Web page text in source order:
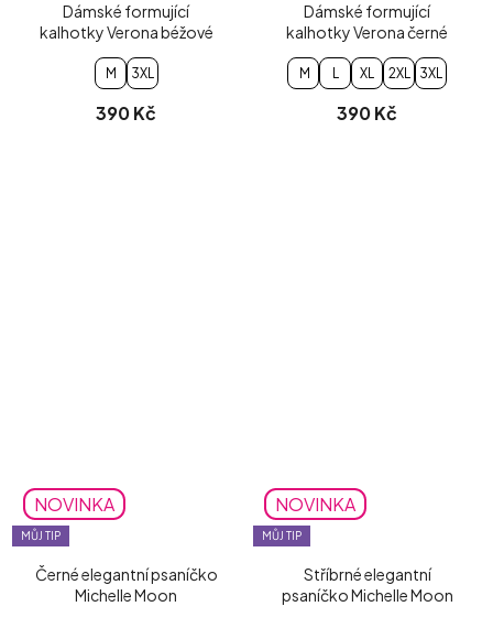
Dámské formující
kalhotky Verona béžové
M 3XL
390 Kč
Dámské formující
kalhotky Verona černé
M XL 2XL 3XL
390 Kč
NOVINKA
MŮJ TIP
Černé elegantní psaníčko
Michelle Moon
NOVINKA
MŮJ TIP
Stříbrné elegantní
psaníčko Michelle Moon